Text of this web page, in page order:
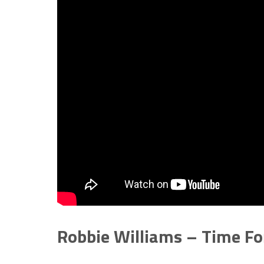
Robbie Williams – Time